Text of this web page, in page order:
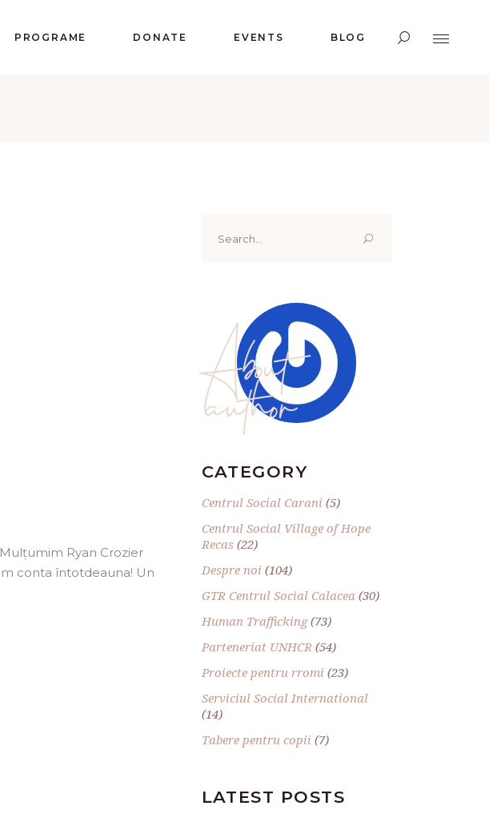
PROGRAME DONATE EVENTS BLOG
Ryan Crozier
conta întotdeauna! Un
for:
About
author
CATEGORY
Centrul Social Carani (5)
Centrul Social Village of Hope
Recas(22)
Despre noi (104)
GTR Centrul Social Calacea (30)
Human Trafficking(73)
Parteneriat UNHCR(54)
Proiecte pentru rromi (23)
Serviciul Social International
(14)
Tabere pentru copii (7)
LATEST POSTS